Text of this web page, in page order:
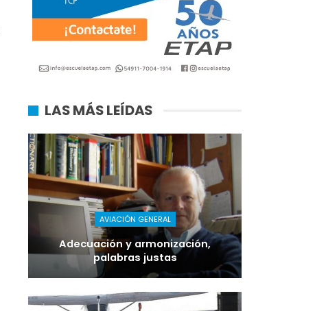
LAS MÁS LEÍDAS
AVIACIÓN GENERAL
Adecuación y armonización,
palabras justas